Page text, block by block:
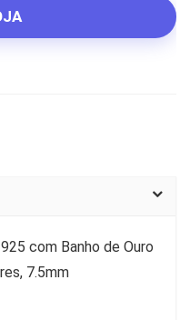
com Banho de Ouro
7.5mm